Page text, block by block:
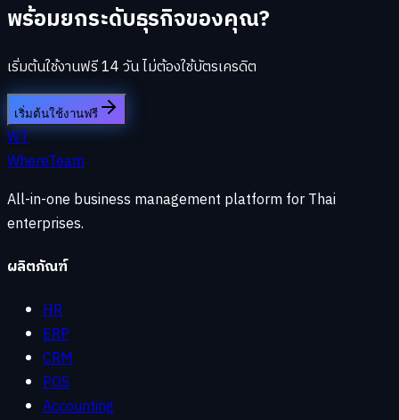
พร้อมยกระดับธุรกิจของคุณ?
เริ่มต้นใช้งานฟรี 14 วัน ไม่ต้องใช้บัตรเครดิต
เริ่มต้นใช้งานฟรี
WT
WhereTeam
All-in-one business management platform for Thai
enterprises.
ผลิตภัณฑ์
HR
ERP
CRM
POS
Accounting